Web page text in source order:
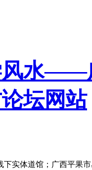
风水——
坛网站
下实体道馆；广西平果